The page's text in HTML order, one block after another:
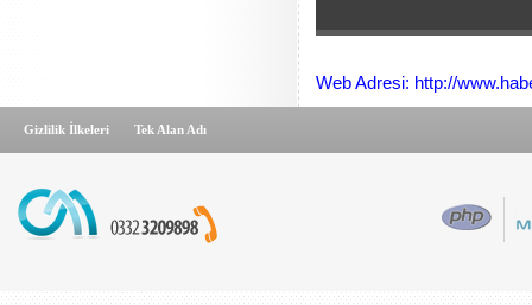
Web Adresi: http://
Gizlilik İlkeleri Tek Alan Adı